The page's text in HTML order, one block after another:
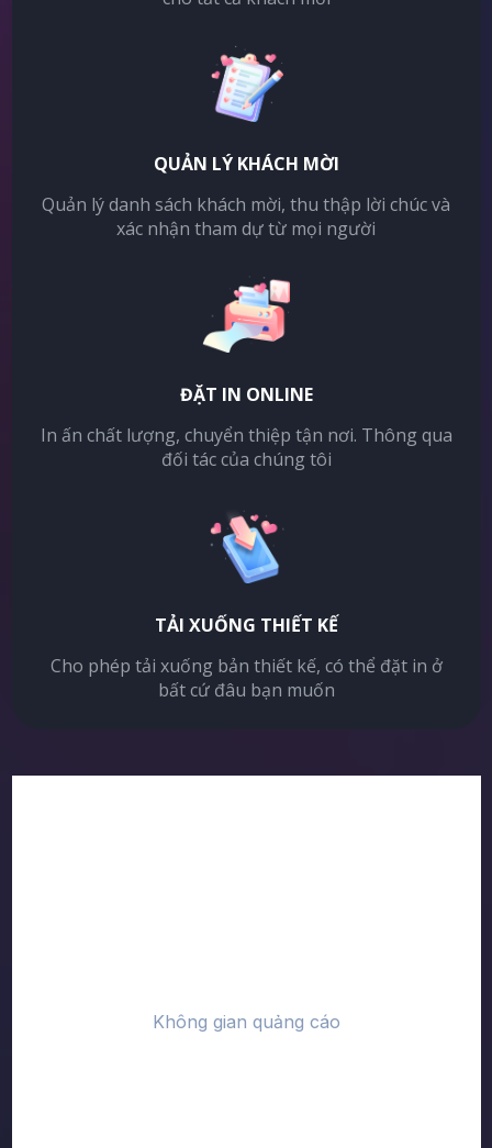
QUẢN LÝ KHÁCH MỜI
Quản lý danh sách khách mời, thu thập lời chúc và
xác nhận tham dự từ mọi người
ĐẶT IN ONLINE
In ấn chất lượng, chuyển thiệp tận nơi. Thông qua
đối tác của chúng tôi
TẢI XUỐNG THIẾT KẾ
Cho phép tải xuống bản thiết kế, có thể đặt in ở
bất cứ đâu bạn muốn